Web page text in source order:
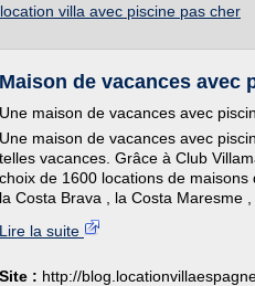
location villa avec piscine pas cher
Maison de vacances avec
Une maison de vacances avec
Une maison de vacances avec
telles vacances. Grâce à Club
choix de 1600 locations de
la Costa Brava , la Costa Maresme ,
Lire la suite
Site : http://